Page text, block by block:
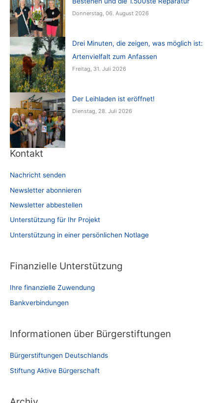
Donnerstag, 06. August 2026
Drei Minuten, die zeigen, was möglich ist:
Artenvielfalt zum Anfassen
Freitag, 31. Juli 2026
Der Leihladen ist eröffnet!
Dienstag, 28. Juli 2026
Kontakt
Nachricht senden
Newsletter abonnieren
Newsletter abbestellen
Unterstützung für Ihr Projekt
Unterstützung in einer persönlichen Notlage
Finanzielle Unterstützung
Ihre finanzielle Zuwendung
Bankverbindungen
Informationen über Bürgerstiftungen
Bürgerstiftungen Deutschlands
Stiftung Aktive Bürgerschaft